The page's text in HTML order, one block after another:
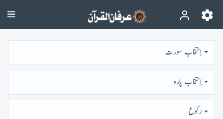
اِنتخاب سورت
اِنتخاب پارہ
رُكوع